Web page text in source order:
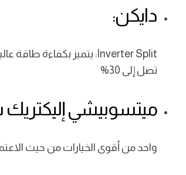
دايكن:
Inverter Split: يتميز بكفاءة طاقة
تصل إلى 30%
ميتسوبيشي
واحد من أقوى الخيارات من حيث